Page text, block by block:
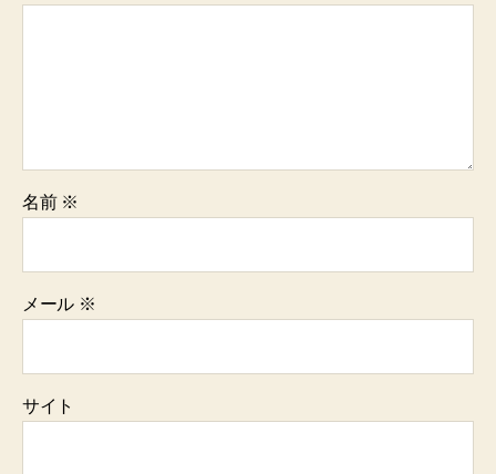
名前 ※
メール ※
サイト